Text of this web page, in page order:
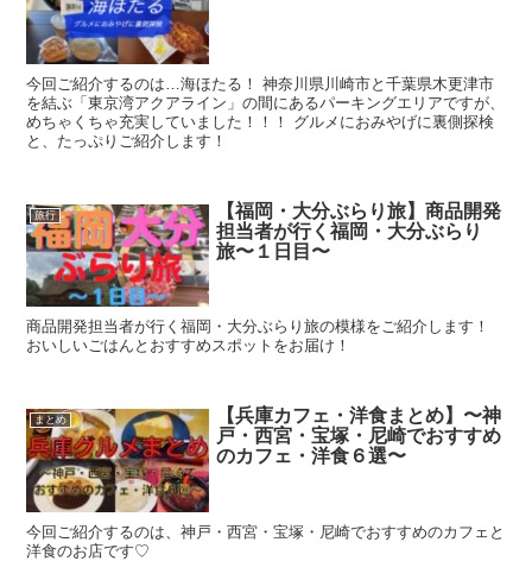
今回ご紹介するのは…海ほたる！ 神奈川県川崎市と千葉県木更津市
を結ぶ「東京湾アクアライン」の間にあるパーキングエリアですが、
めちゃくちゃ充実していました！！！ グルメにおみやげに裏側探検
と、たっぷりご紹介します！
旅行
【福岡・大分ぶらり旅】商品開発
担当者が行く福岡・大分ぶらり
旅〜１日目〜
商品開発担当者が行く福岡・大分ぶらり旅の模様をご紹介します！
おいしいごはんとおすすめスポットをお届け！
まとめ
【兵庫カフェ・洋食まとめ】〜神
戸・西宮・宝塚・尼崎でおすすめ
のカフェ・洋食６選〜
今回ご紹介するのは、神戸・西宮・宝塚・尼崎でおすすめのカフェと
洋食のお店です♡